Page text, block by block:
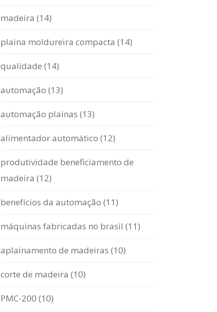
madeira (14)
plaina moldureira compacta (14)
qualidade (14)
automação (13)
automação plainas (13)
alimentador automático (12)
produtividade beneficiamento de
madeira (12)
benefícios da automação (11)
máquinas fabricadas no brasil (11)
aplainamento de madeiras (10)
corte de madeira (10)
PMC-200 (10)